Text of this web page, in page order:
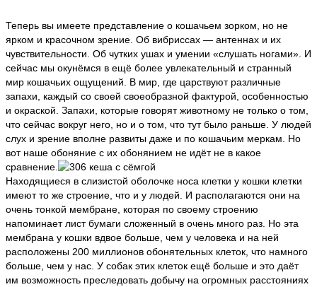
Теперь вы имеете представление о кошачьем зорком, но не
ярком и красочном зрение. Об вибриссах — антеннах и их
чувствительности. Об чутких ушах и умении «слушать ногами». И
сейчас мы окунёмся в ещё более увлекательный и странный
мир кошачьих ощущений. В мир, где царствуют различные
запахи, каждый со своей своеобразной фактурой, особенностью
и окраской. Запахи, которые говорят животному не только о том,
что сейчас вокруг него, но и о том, что тут было раньше. У людей
слух и зрение вполне развиты даже и по кошачьим меркам. Но
вот наше обоняние с их обонянием не идёт не в какое
сравнение.
Находящиеся в слизистой оболочке носа клетки у кошки клетки
имеют то же строение, что и у людей. И располагаются они на
очень тонкой мембране, которая по своему строению
напоминает лист бумаги сложенный в очень много раз. Но эта
мембрана у кошки вдвое больше, чем у человека и на ней
расположены 200 миллионов обонятельных клеток, что намного
больше, чем у нас. У собак этих клеток ещё больше и это даёт
им возможность преследовать добычу на огромных расстояниях